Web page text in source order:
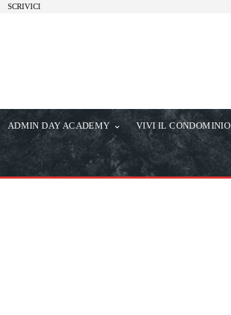
SCRIVICI
ADMIN DAY ACADEMY VIVI IL CONDOMINIO